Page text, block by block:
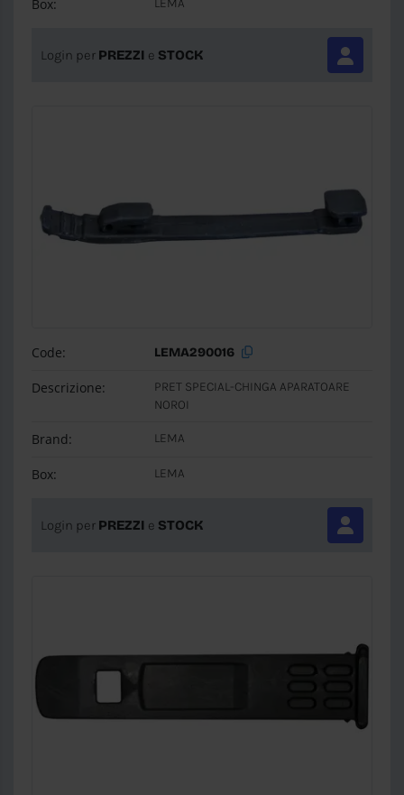
Box: LEMA
Login per PREZZI e STOCK
Code: LEMA290016
Descrizione:
PRET SPECIAL-CHINGA APARATOARE
NOROI
Brand: LEMA
Box: LEMA
Login per PREZZI e STOCK